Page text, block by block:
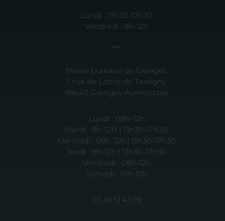
Lundi : 13h30-17h30
Vendredi : 8h-12h
***
Mairie bureaux de Granges
1, rue de Lattre de Tassigny
88640 Granges-Aumontzey
Lundi : 08h-12h
Mardi : 8h-12H | 13h30-17h30
Mercredi : 08h-12h | 13h30-17h30
Jeudi : 8h-12h | 13h30-17h30
Vendredi : 08h-12h
Samedi : 10h-12h
03 29 51 41 09